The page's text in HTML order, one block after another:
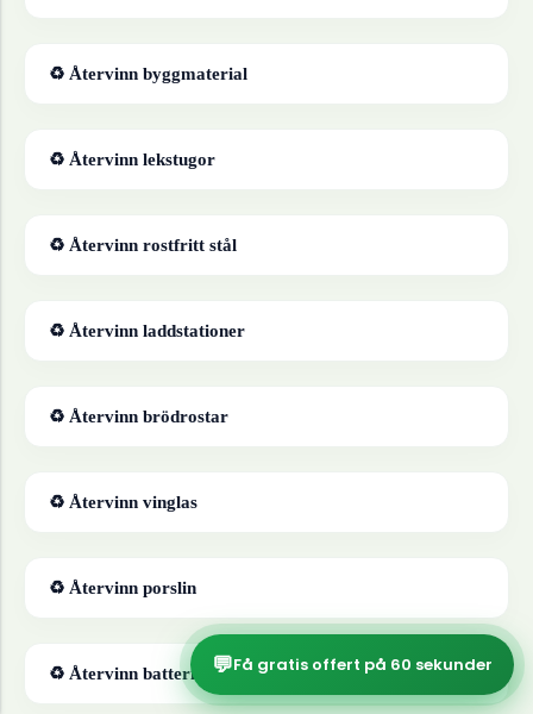
♻ Återvinn byggmaterial
♻ Återvinn lekstugor
♻ Återvinn rostfritt stål
♻ Återvinn laddstationer
♻ Återvinn brödrostar
♻ Återvinn vinglas
♻ Återvinn porslin
♻ Återvinn batterier 💬Få gratis offert på 60 sekunder